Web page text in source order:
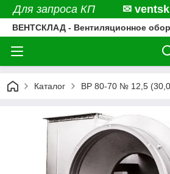
Для запроса КП ✉
ВЕНТСКЛАД - Вентиляционное
Каталог ВР 80-70 № 12,5